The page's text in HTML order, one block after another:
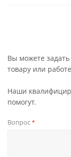
Вы можете
товару или
Наши
помогут.
Вопрос*